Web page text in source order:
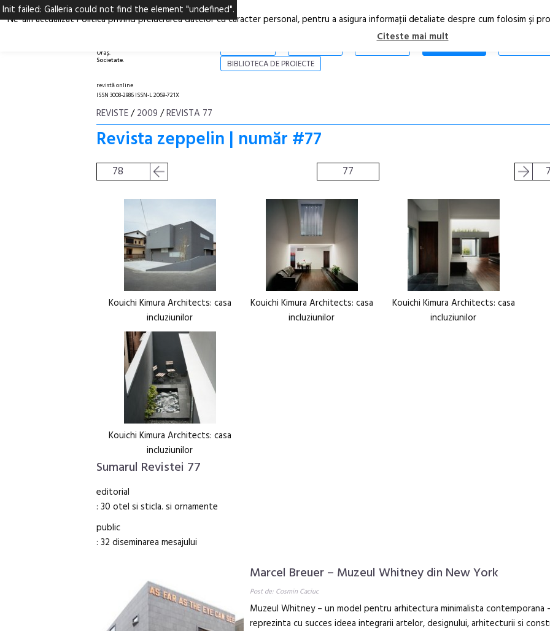
Oraș.
Societate.
REVISTA PRINT
BIBLIOTECA DE PROIECTE
revistă online
ISSN 3008-2986 ISSN-L 2069-721X
REVISTE/2009 /REVISTA 77
Revista zeppelin | număr #77
78 77
Kouichi Kimura Architects: casa
incluziunilor
Kouichi Kimura Architects: casa
incluziunilor
Kouichi Kimura Architects: casa
incluziunilor
Kouichi Kimura Architects: casa
incluziunilor
Sumarul Revistei 77
editorial
: 30 otel si sticla. si ornamente
public
: 32 diseminarea mesajului
Marcel Breuer – Muzeul Whitney din New York
Post de: Cosmin Caciuc
Muzeul Whitney – un model pentru arhitectura minimalista contemporana
reprezinta cu succes ideea integrarii artelor, designului, arhitecturii si
Ne-am actualizat Politica privind prelucrarea datelor cu caracter personal, pentru a asigura informaţii detaliate despre cum folosim şi
Citeste mai mult
Init failed: Galleria could not find the element "undefined".